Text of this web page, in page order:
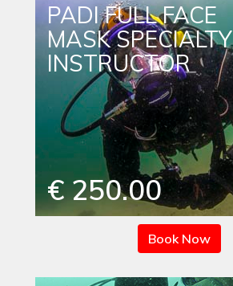
PADI FULL FACE
MASK SPECIALTY
INSTRUCTOR
€ 250.00
Book Now